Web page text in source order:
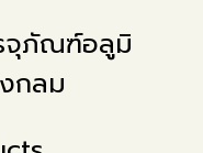
จุภัณฑ์อลูมิ
กลม